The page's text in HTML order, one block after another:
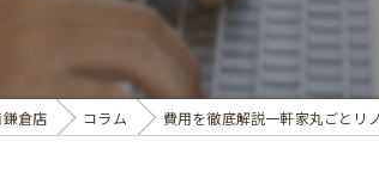
マンション
倉店 コラム 費用を徹底解説一軒家丸ごとリ